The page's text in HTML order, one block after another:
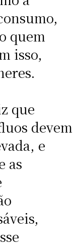
quem
isso,
que
devem
e
as